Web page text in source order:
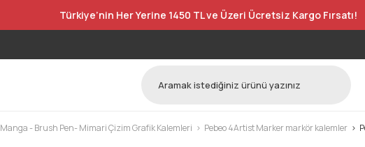
Türkiye’nin Her Yerine 1450 TL ve Üzeri Ücretsiz Kargo Fırsatı!
Manga - Brush Pen- Mimari Çizim Grafik Kalemleri Pebeo 4Artist Marker markör kalemler